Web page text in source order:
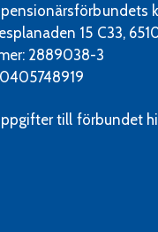
15 C33,
2889038-3
till förbundet